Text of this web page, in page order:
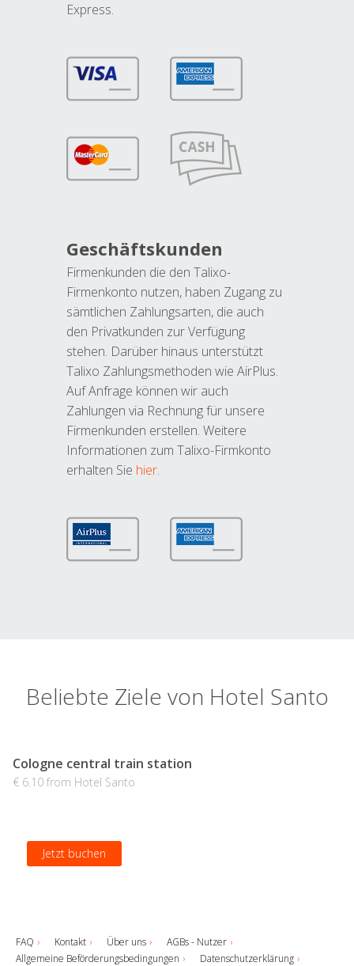
Express.
Geschäftskunden
Firmenkunden die den Talixo-
Firmenkonto nutzen, haben Zugang zu
sämtlichen Zahlungsarten, die auch
den Privatkunden zur Verfügung
stehen. Darüber hinaus unterstützt
Talixo Zahlungsmethoden wie AirPlus.
Auf Anfrage können wir auch
Zahlungen via Rechnung für unsere
Firmenkunden erstellen. Weitere
Informationen zum Talixo-Firmkonto
erhalten Sie hier.
Beliebte Ziele von Hotel Santo
Cologne central train station
€ 6.10 from Hotel Santo
Jetzt buchen
FAQ Kontakt Über uns
AGBs - Nutzer
Allgemeine Beförderungsbedingungen
Datenschutzerklärung